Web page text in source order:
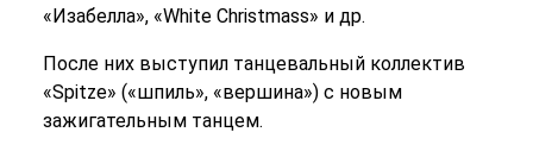
«Изабелла», «White Christmass» и др.
После них выступил танцевальный коллектив
«Spitze» («шпиль», «вершина») с новым
зажигательным танцем.